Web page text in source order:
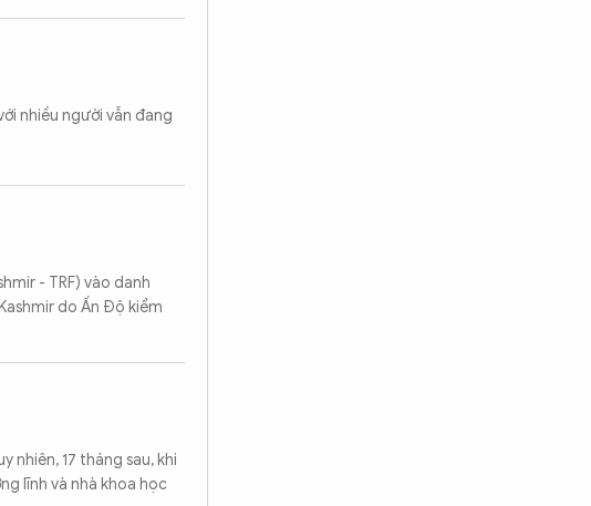
nhiều người vẫn đang
- TRF) vào danh
do Ấn Độ kiểm
nhiên, 17 tháng sau, khi
lĩnh và nhà khoa học